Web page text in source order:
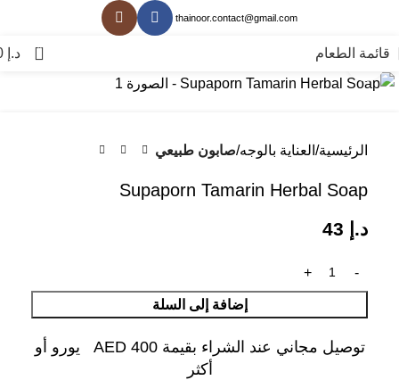
thainoor.contact@gmail.com
قائمة الطعام 0 د.إ
انقر للتكبير
الرئيسية العناية بالوجه صابون طبيعي
Supaporn Tamarin Herbal Soap
د.إ
إضافة إلى السلة
توصيل مجاني عند الشراء بقيمة AED 400 يورو أو
أكثر